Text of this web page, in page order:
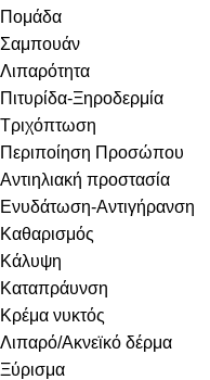
Πομάδα
Σαμπουάν
Λιπαρότητα
Πιτυρίδα-Ξηροδερμία
Τριχόπτωση
Περιποίηση Προσώπου
Αντιηλιακή προστασία
Ενυδάτωση-Αντιγήρανση
Καθαρισμός
Κάλυψη
Καταπράυνση
Κρέμα νυκτός
Λιπαρό/Ακνεϊκό δέρμα
Ξύρισμα